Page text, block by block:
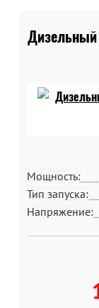
Дизельный
Мощность:
Тип запуска:
Напряжение: